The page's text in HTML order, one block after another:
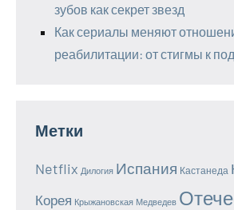
зубов как секрет звезд
Как сериалы меняют
реабилитации: от стигмы к
Метки
Netflix Дилогия Испания Кастанеда
Корея Крыжановская Медведев